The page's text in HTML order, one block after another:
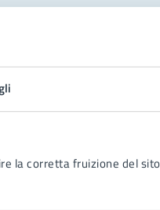
la corretta fruizione del